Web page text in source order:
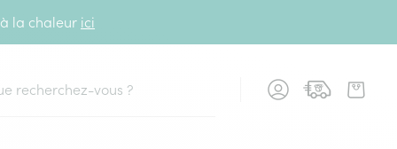
la chaleur ici